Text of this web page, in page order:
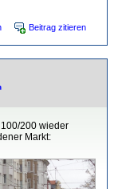
Beitrag zitieren
200 wieder
Markt: